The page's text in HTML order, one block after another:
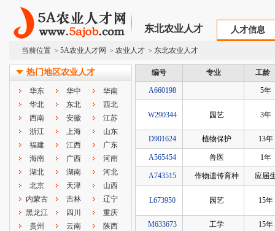
东北农业人才 人才信息
当前位置 > 5A农业人才网 > 农业人才 > 东北农业人才
热门地区农业人才
华东 华中
华南
华北
东北
西北
西南
安徽
江苏
浙江
上海
山东
福建
江西
广东
海南
广西
河南
湖北
湖南
河北
北京
天津
山西
内蒙古
吉林
辽宁
黑龙江
四川
重庆
贵州
云南
陕西
编号 专业 工龄
A660198 5年
W290344 园艺 3年
D901624 植物保护 13年
A565454 兽医 1年
A743515 作物遗传育种 应届
L673950 园艺 15年
M633673 工学 15年